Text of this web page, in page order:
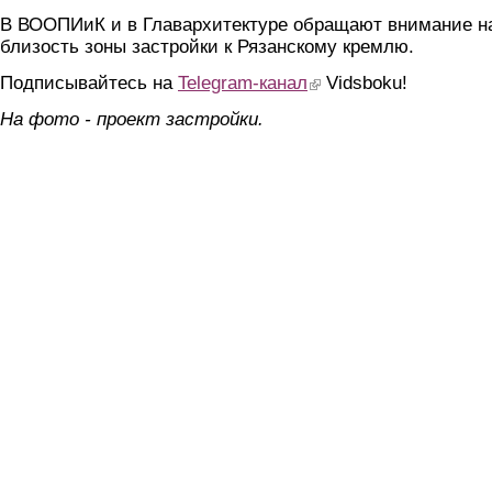
В ВООПИиК и в Главархитектуре обращают внимание
близость зоны застройки к Рязанскому кремлю.
Подписывайтесь на Telegram-канал (link is external)
Vidsboku!
На фото - проект застройки.